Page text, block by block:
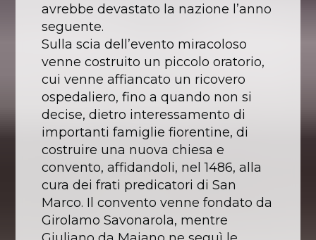
avrebbe devastato la nazione l’anno
seguente.
Sulla scia dell’evento miracoloso
venne costruito un piccolo oratorio,
cui venne affiancato un ricovero
ospedaliero, fino a quando non si
decise, dietro interessamento di
importanti famiglie fiorentine, di
costruire una nuova chiesa e
convento, affidandoli, nel 1486, alla
cura dei frati predicatori di San
Marco. Il convento venne fondato da
Girolamo Savonarola, mentre